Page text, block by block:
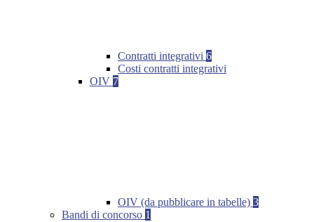
Contratti integrativi 6
Costi contratti integrativi
OIV 7
OIV (da pubblicare in tabelle) 3
Bandi di concorso 1